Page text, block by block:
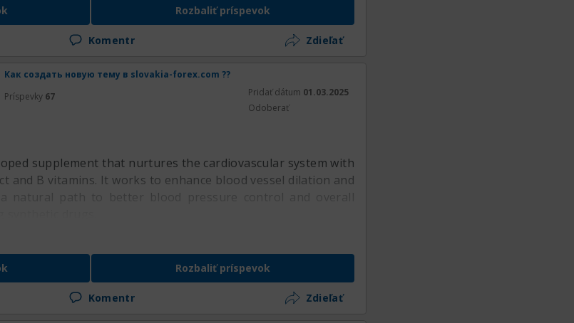
Rozbaliť príspevok
Komentr Zdieľať
Как создать новую тему в slovakia-forex.com ??
Príspevky 67 Pridať dátum 01.03.2025
Odoberať
supplement that nurtures the cardiovascular system with
and B vitamins. It works to enhance blood vessel dilation and
natural path to better blood pressure control and overall
Rozbaliť príspevok
Komentr Zdieľať